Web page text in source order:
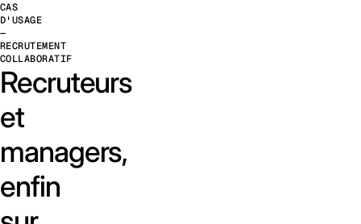
CAS
D'USAGE
—
RECRUTEMENT
COLLABORATIF
Recruteurs
et
managers,
enfin